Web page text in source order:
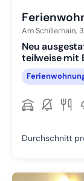
Am Schillerhain,
Neu
teilweise mit
Durchschnitt